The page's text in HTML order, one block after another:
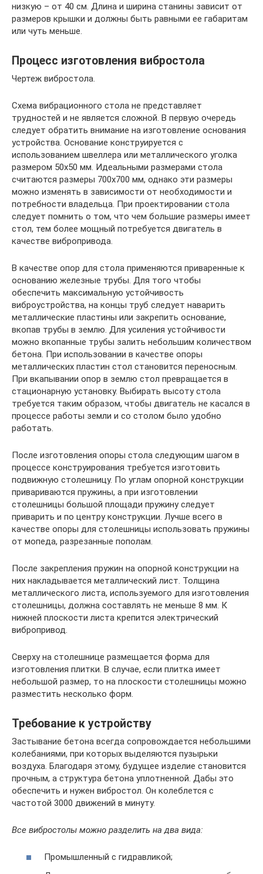
низкую – от 40 см. Длина и ширина станины зависит от
размеров крышки и должны быть равными ее габаритам
или чуть меньше.
Процесс изготовления вибростола
Чертеж вибростола.
Схема вибрационного стола не представляет
трудностей и не является сложной. В первую очередь
следует обратить внимание на изготовление основания
устройства. Основание конструируется с
использованием швеллера или металлического уголка
размером 50х50 мм. Идеальными размерами стола
считаются размеры 700х700 мм, однако эти размеры
можно изменять в зависимости от необходимости и
потребности владельца. При проектировании стола
следует помнить о том, что чем большие размеры имеет
стол, тем более мощный потребуется двигатель в
качестве вибропривода.
В качестве опор для стола применяются приваренные к
основанию железные трубы. Для того чтобы
обеспечить максимальную устойчивость
виброустройства, на концы труб следует наварить
металлические пластины или закрепить основание,
вкопав трубы в землю. Для усиления устойчивости
можно вкопанные трубы залить небольшим количеством
бетона. При использовании в качестве опоры
металлических пластин стол становится переносным.
При вкапывании опор в землю стол превращается в
стационарную установку. Выбирать высоту стола
требуется таким образом, чтобы двигатель не касался в
процессе работы земли и со столом было удобно
работать.
После изготовления опоры стола следующим шагом в
процессе конструирования требуется изготовить
подвижную столешницу. По углам опорной конструкции
привариваются пружины, а при изготовлении
столешницы большой площади пружину следует
приварить и по центру конструкции. Лучше всего в
качестве опоры для столешницы использовать пружины
от мопеда, разрезанные пополам.
После закрепления пружин на опорной конструкции на
них накладывается металлический лист. Толщина
металлического листа, используемого для изготовления
столешницы, должна составлять не меньше 8 мм. К
нижней плоскости листа крепится электрический
вибропривод.
Сверху на столешнице размещается форма для
изготовления плитки. В случае, если плитка имеет
небольшой размер, то на плоскости столешницы можно
разместить несколько форм.
Требование к устройству
Застывание бетона всегда сопровождается небольшими
колебаниями, при которых выделяются пузырьки
воздуха. Благодаря этому, будущее изделие становится
прочным, а структура бетона уплотненной. Дабы это
обеспечить и нужен вибростол. Он колеблется с
частотой 3000 движений в минуту.
Все вибростолы можно разделить на два вида:
Промышленный с гидравликой;